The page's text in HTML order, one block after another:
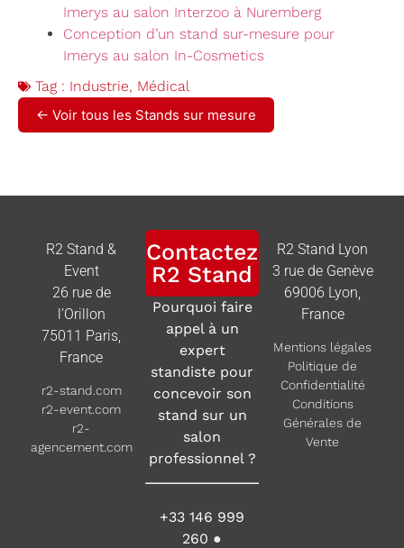
Imerys au salon Interzoo à Nuremberg
Conception d’un stand sur-mesure pour
Imerys au salon In-Cosmetics
Tag : Industrie, Médical
← Voir tous les Stands sur mesure
R2 Stand &
Event
26 rue de
l’Orillon
75011 Paris,
France
r2-stand.com
r2-event.com
r2-
agencement.com
Contactez
R2 Stand
Pourquoi faire
appel à un
expert
standiste pour
concevoir son
stand sur un
salon
professionnel ?
+33 146 999
260 ●
R2 Stand Lyon
3 rue de Genève
69006 Lyon,
France
Mentions légales
Politique de
Confidentialité
Conditions
Générales de
Vente